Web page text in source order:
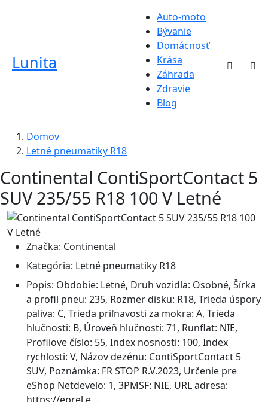
Lunita
Auto-moto
Bývanie
Domácnosť
Krása
Záhrada
Zdravie
Blog
Domov
Letné pneumatiky R18
Continental ContiSportContact 5
SUV 235/55 R18 100 V Letné
Značka: Continental
Kategória: Letné pneumatiky R18
Popis: Obdobie: Letné, Druh vozidla: Osobné, Šírka
a profil pneu: 235, Rozmer disku: R18, Trieda úspory
paliva: C, Trieda priľnavosti za mokra: A, Trieda
hlučnosti: B, Úroveň hlučnosti: 71, Runflat: NIE,
Profilove číslo: 55, Index nosnosti: 100, Index
rychlosti: V, Názov dezénu: ContiSportContact 5
SUV, Poznámka: FR STOP R.V.2023, Určenie pre
eShop Netdevelo: 1, 3PMSF: NIE, URL adresa: